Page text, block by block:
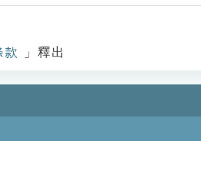
款 」釋出